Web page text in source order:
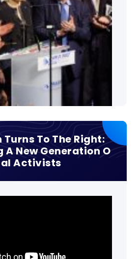
Turns To The Right:
A New Generation O
Activists